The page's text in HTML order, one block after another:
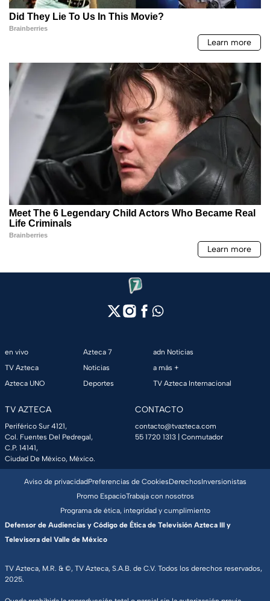
en vivo
TV Azteca
Azteca UNO
Azteca 7
Noticias
Deportes
adn Noticias
a más +
TV Azteca Internacional
TV AZTECA
Periférico Sur 4121,
Col. Fuentes Del Pedregal,
C.P. 14141,
Ciudad De México, México.
CONTACTO
contacto@tvazteca.com
55 1720 1313 | Conmutador
TV Azteca, M.R. & ©, TV Azteca, S.A.B. de C.V. Todos los derechos reservados,
2025.
Aviso de privacidadPreferencias de CookiesDerechosInversionistas
Promo EspacioTrabaja con nosotros
Programa de ética, integridad y cumplimiento
Defensor de Audiencias y Código de Ética de Televisión Azteca III y
Televisora del Valle de México